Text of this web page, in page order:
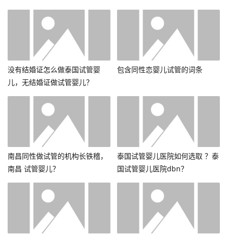
没有结婚证怎么做泰国试管婴
儿，无结婚证做试管婴儿？
包含同性恋婴儿试管的词条
南昌同性做试管的机构长铁稽，
南昌 试管婴儿？
泰国试管婴儿医院如何选取 ？泰
国试管婴儿医院dbn？